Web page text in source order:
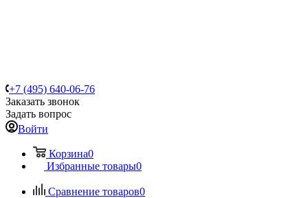
+7 (495) 640-06-76
Заказать звонок
Задать вопрос
Войти
Корзина0
Избранные товары0
Сравнение товаров0